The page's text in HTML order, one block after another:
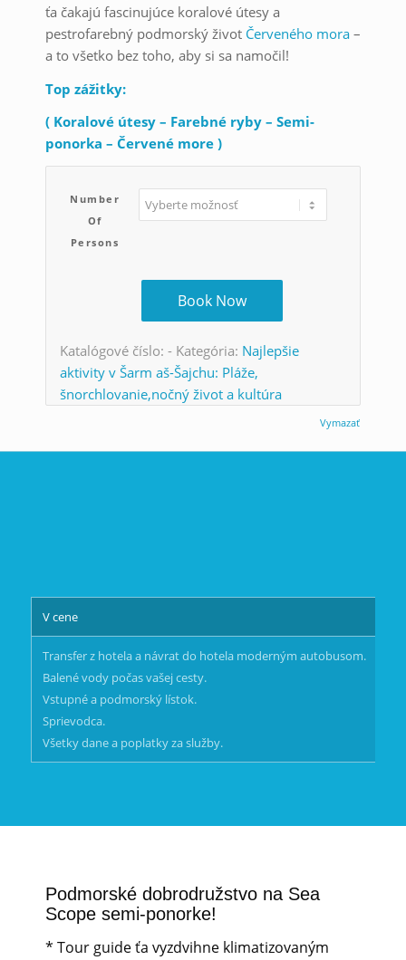
ťa čakajú fascinujúce koralové útesy a
pestrofarebný podmorský život Červeného mora –
a to všetko bez toho, aby si sa namočil!
Top zážitky:
( Koralové útesy – Farebné ryby – Semi-
ponorka – Červené more )
Number
Of
Persons
Vymazať
Book Now
Katalógové číslo: - Kategória: Najlepšie
aktivity v Šarm aš-Šajchu: Pláže,
šnorchlovanie,nočný život a kultúra
V cene
Transfer z hotela a návrat do hotela moderným autobusom.
Balené vody počas vašej cesty.
Vstupné a podmorský lístok.
Sprievodca.
Všetky dane a poplatky za služby.
Podmorské dobrodružstvo na Sea
Scope semi-ponorke!
* Tour guide ťa vyzdvihne klimatizovaným